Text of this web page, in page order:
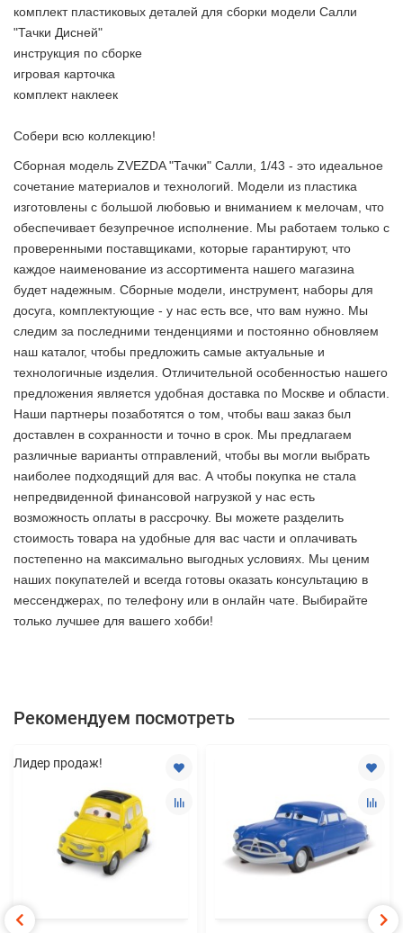
комплект пластиковых деталей для сборки модели Салли
"Тачки Дисней"
инструкция по сборке
игровая карточка
комплект наклеек
Собери всю коллекцию!
Сборная модель ZVEZDA "Тачки" Салли, 1/43 - это идеальное
сочетание материалов и технологий. Модели из пластика
изготовлены с большой любовью и вниманием к мелочам, что
обеспечивает безупречное исполнение. Мы работаем только с
проверенными поставщиками, которые гарантируют, что
каждое наименование из ассортимента нашего магазина
будет надежным. Сборные модели, инструмент, наборы для
досуга, комплектующие - у нас есть все, что вам нужно. Мы
следим за последними тенденциями и постоянно обновляем
наш каталог, чтобы предложить самые актуальные и
технологичные изделия. Отличительной особенностью нашего
предложения является удобная доставка по Москве и области.
Наши партнеры позаботятся о том, чтобы ваш заказ был
доставлен в сохранности и точно в срок. Мы предлагаем
различные варианты отправлений, чтобы вы могли выбрать
наиболее подходящий для вас. А чтобы покупка не стала
непредвиденной финансовой нагрузкой у нас есть
возможность оплаты в рассрочку. Вы можете разделить
стоимость товара на удобные для вас части и оплачивать
постепенно на максимально выгодных условиях. Мы ценим
наших покупателей и всегда готовы оказать консультацию в
мессенджерах, по телефону или в онлайн чате. Выбирайте
только лучшее для вашего хобби!
Рекомендуем посмотреть
Лидер продаж!